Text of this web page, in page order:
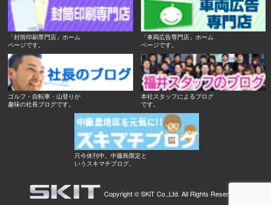
「封筒印刷専門店」ホーム
ページです。
「車両広告専門店」ホーム
ページです。
ゴルフ・自転車・山登りが
趣味の社長ブログです。
本社スタッフによるブログ
です。
只今休刊中。中藤島限定と
いうスキマチブログ。
Copyright ©SKiT Co.,Ltd. All Rights Reserved.